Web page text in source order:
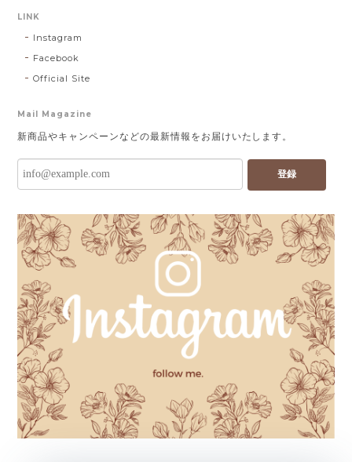
LINK
Instagram
Facebook
Official Site
Mail Magazine
新商品やキャンペーンなどの最新情報をお届けいたします。
登録